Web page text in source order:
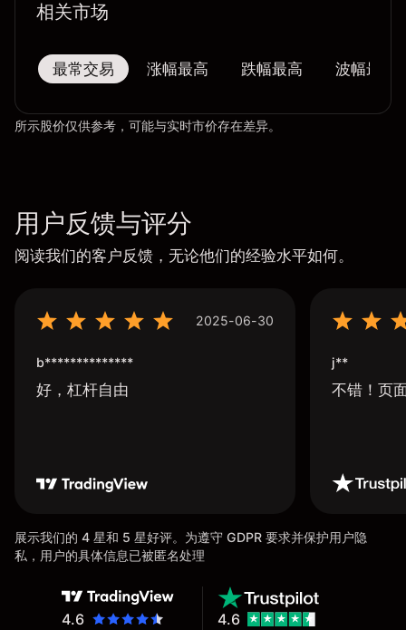
相关市场
最常交易 涨幅最高 跌幅最高 波幅最大
所示股价仅供参考，可能与实时市价存在差异。
用户反馈与评分
阅读我们的客户反馈，无论他们的经验水平如何。
2025-06-30
b**************
好，杠杆自由
j**
不错！页
展示我们的 4 星和 5 星好评。为遵守 GDPR 要求并保护用户隐
私，用户的具体信息已被匿名处理
4.6 4.6